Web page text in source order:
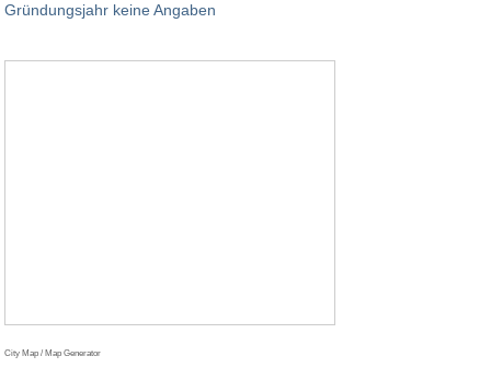
Gründungsjahr keine Angaben
City Map / Map Generator